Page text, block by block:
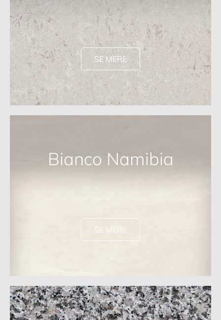
SE MERE
Bianco Namibia
SE MERE